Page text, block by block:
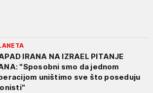
IRANA NA IZRAEL PITANJE
"Sposobni smo da jednom
uništimo sve što poseduju